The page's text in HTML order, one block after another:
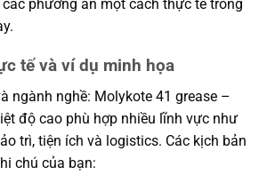
phương án một cách thực tế trong
tế và ví dụ minh họa
ngành nghề: Molykote 41 grease –
độ cao phù hợp nhiều lĩnh vực như
trì, tiện ích và logistics. Các kịch bản
chú của bạn: